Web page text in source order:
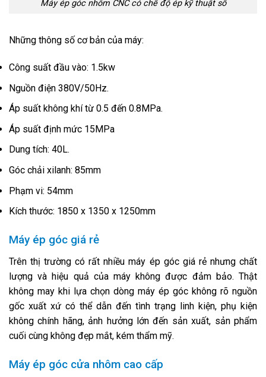
Máy ép góc nhôm CNC có chế độ ép kỹ thuật số
Những thông số cơ bản của máy:
Công suất đầu vào: 1.5kw
Nguồn điện 380V/50Hz.
Áp suất không khí từ 0.5 đến 0.8MPa.
Áp suất định mức 15MPa
Dung tích: 40L.
Góc chải xilanh: 85mm
Phạm vi: 54mm
Kích thước: 1850 x 1350 x 1250mm
Máy ép góc giá rẻ
Trên thị trường có rất nhiều máy ép góc giá rẻ nhưng chất
lượng và hiệu quả của máy không được đảm bảo. Thật
không may khi lựa chọn dòng máy ép góc không rõ nguồn
gốc xuất xứ có thể dẫn đến tình trạng linh kiện, phụ kiện
không chính hãng, ảnh hưởng lớn đến sản xuất, sản phẩm
cuối cùng không đẹp mắt, kém thẩm mỹ.
Máy ép góc cửa nhôm cao cấp